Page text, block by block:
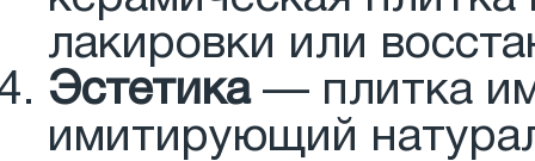
лакировки или
Эстетика— плитка
имитирующий